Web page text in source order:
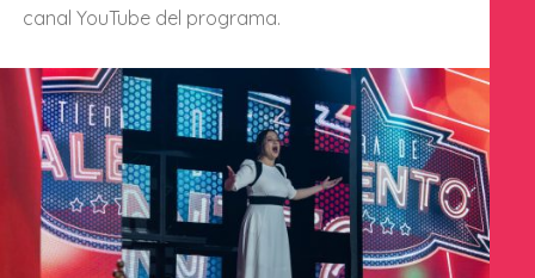
canal YouTube del programa.